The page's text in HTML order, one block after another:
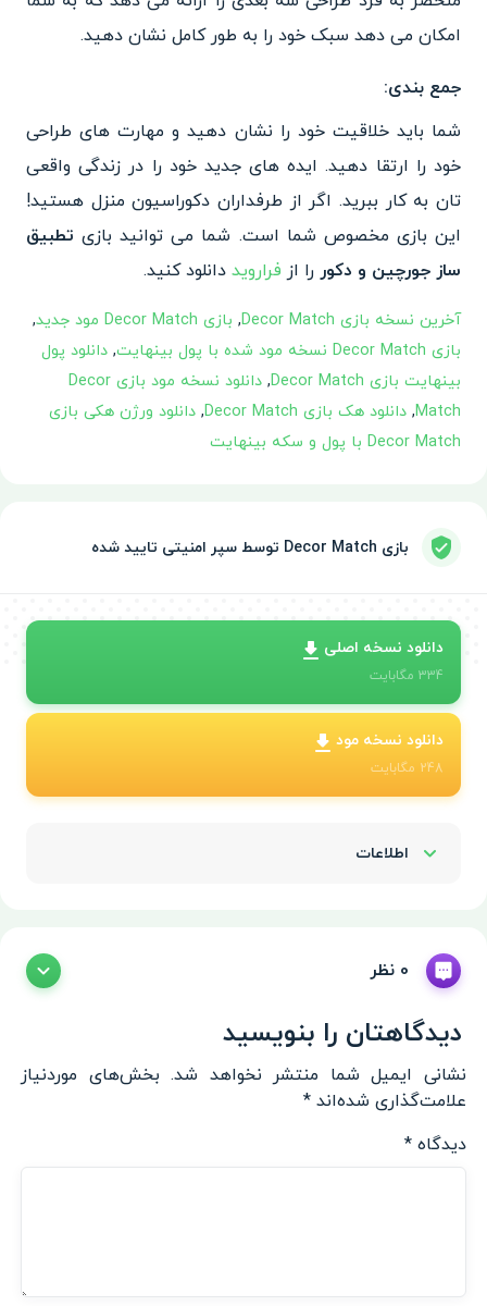
امکان می دهد سبک خود را به طور کامل نشان دهید.
جمع بندی:
شما باید خلاقیت خود را نشان دهید و مهارت های طراحی
خود را ارتقا دهید. ایده های جدید خود را در زندگی واقعی
تان به کار ببرید. اگر از طرفداران دکوراسیون منزل هستید!
این بازی مخصوص شما است. شما می توانید بازی تطبیق
ساز جورچین و دکور را از فراروید دانلود کنید.
آخرین نسخه بازی Decor Match , بازی Decor Match مود جدید
,
بازی Decor Match نسخه مود شده با پول بینهایت
, دانلود پول
بینهایت بازی Decor Match
,
دانلود نسخه مود بازی Decor
Match
, دانلود هک بازی Decor Match , دانلود ورژن هکی بازی
Decor Match با پول و سکه بینهایت
بازی Decor Match توسط سپر امنیتی تایید شده
دانلود نسخه اصلی
334 مگابایت
دانلود نسخه مود
248 مگابایت
اطلاعات
0 نظر
دیدگاهتان را بنویسید
نشانی ایمیل شما منتشر نخواهد شد. بخش‌های موردنیاز
علامت‌گذاری شده‌اند *
دیدگاه *